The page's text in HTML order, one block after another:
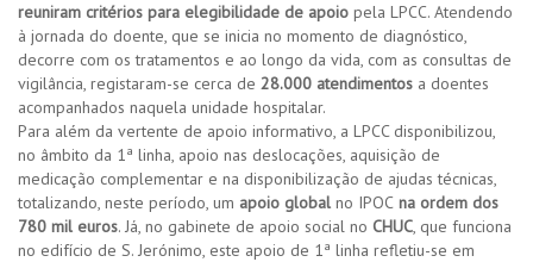
reuniram critérios para elegibilidade de apoio pela LPCC. Atendendo
à jornada do doente, que se inicia no momento de diagnóstico,
decorre com os tratamentos e ao longo da vida, com as consultas de
vigilância, registaram-se cerca de 28.000 atendimentos a doentes
acompanhados naquela unidade hospitalar.
Para além da vertente de apoio informativo, a LPCC disponibilizou,
no âmbito da 1ª linha, apoio nas deslocações, aquisição de
medicação complementar e na disponibilização de ajudas técnicas,
totalizando, neste período, um apoio global no IPOC na ordem dos
780 mil euros. Já, no gabinete de apoio social no CHUC, que funciona
no edifício de S. Jerónimo, este apoio de 1ª linha refletiu-se em